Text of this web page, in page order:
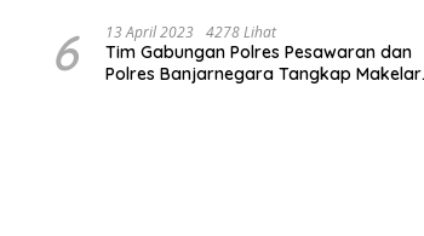
6 13 April 2023 4278 Lihat
Tim Gabungan Polres Pesawaran dan
Polres Banjarnegara Tangkap Makelar